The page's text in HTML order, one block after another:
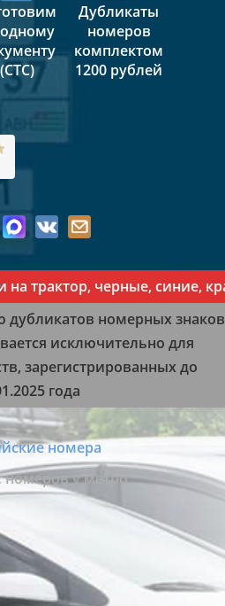
(СТС)
Дубликаты
номеров
комплектом
1200 рублей
черные, синие,
дубликатов номерных знаков
исключительно для
зарегистрированных до
года
номера
номеров у метро